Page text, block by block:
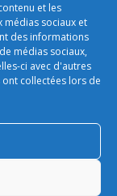
et les
médias sociaux et
des informations
médias sociaux,
ci avec d'autres
collectées lors de